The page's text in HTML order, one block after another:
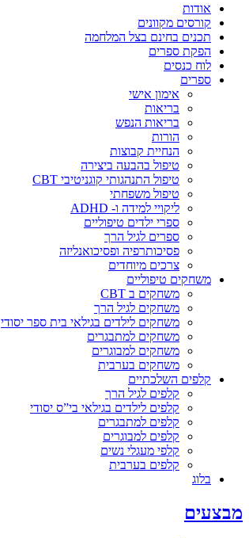
אודות
קורסים מקוונים
תכנים בחינם בצל המלחמה
הפקת ספרים
לוח כנסים
ספרים
אימון אישי
בריאות
בריאות הנפש
הורות
הנחיית קבוצות
טיפול בהבעה ביצירה
טיפול התנהגותי קוגניטיבי CBT
טיפול משפחתי
ליקויי למידה ו- ADHD
ספרי ילדים טיפוליים
ספרים לגיל הרך
פסיכותרפיה ופסיכואנליזה
צרכים מיוחדים
משחקים טיפוליים
משחקים ב CBT
משחקים לגיל הרך
משחקים לילדים בגילאי בית ספר יסודי
משחקים למתבגרים
משחקים למבוגרים
משחקים בערבית
קלפים השלכתיים
קלפים לגיל הרך
קלפים לילדים בגילאי בי”ס יסודי
קלפים למתבגרים
קלפים למבוגרים
קלפי מעגלי נשים
קלפים בערבית
בלוג
מבצעים